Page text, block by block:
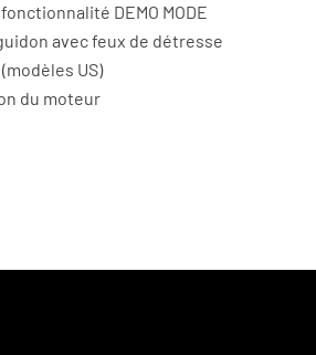
DEMO MODE
avec feux de détresse
US)
du moteur